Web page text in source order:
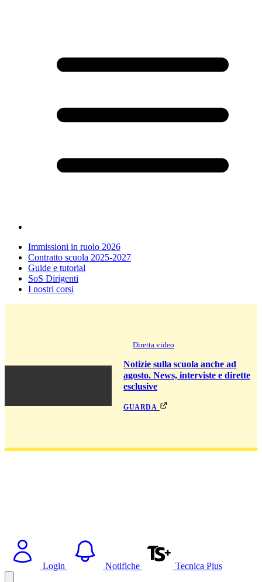
Immissioni in ruolo 2026
Contratto scuola 2025-2027
Guide e tutorial
SoS Dirigenti
I nostri corsi
Diretta video
Notizie sulla scuola anche ad
agosto. News, interviste e dirette
esclusive
guarda
Login Notifiche Tecnica Plus